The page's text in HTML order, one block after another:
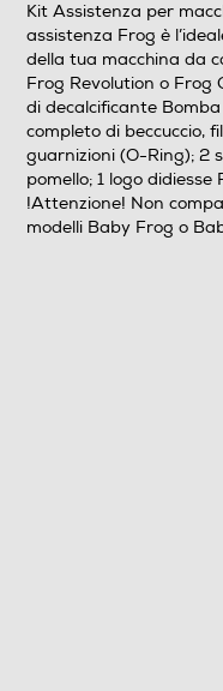
Informazioni sulla
Clicca qui
Kit Assistenza per
assistenza Frog è
della tua macchina da
Frog Revolution o Frog
di decalcificante
completo di beccuccio,
guarnizioni (O-Ring); 2
pomello; 1 logo
!Attenzione! Non
modelli Baby Frog o